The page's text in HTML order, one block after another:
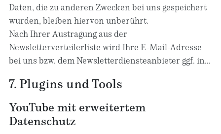
angeforderten Informationen und geben diese nicht
an Dritte weiter.
Newsletters können Sie jederzeit widerrufen, etwa
über den „Austragen“-Link im Newsletter. Die
Rechtmäßigkeit der bereits erfolgten
Datenverarbeitungsvorgänge bleibt vom Widerruf
unberührt.
dem Newsletterdiensteanbieter gespeichert und
nach der Abbestellung des Newsletters oder nach
Zweckfortfall aus der Newsletterverteilerliste
gelöscht. Wir behalten uns vor, E-Mail-Adressen aus
unserem Newsletterverteiler nach eigenem
Interesses nach Art. 6 Abs. 1 lit. f DSGVO zu löschen
oder zu sperren.
Daten, die zu anderen Zwecken bei uns gespeichert
wurden, bleiben hiervon unberührt.
Nach Ihrer Austragung aus der
Newsletterverteilerliste wird Ihre E-Mail-Adresse
bei uns bzw. dem Newsletterdiensteanbieter ggf. in
Verhinderung künftiger Mailings erforderlich ist.
Die Daten aus der Blacklist werden nur für diesen
Zweck verwendet und nicht mit anderen Daten
zusammengeführt. Dies dient sowohl Ihrem
7. Plugins und Tools
YouTube mit erweitertem
Datenschutz